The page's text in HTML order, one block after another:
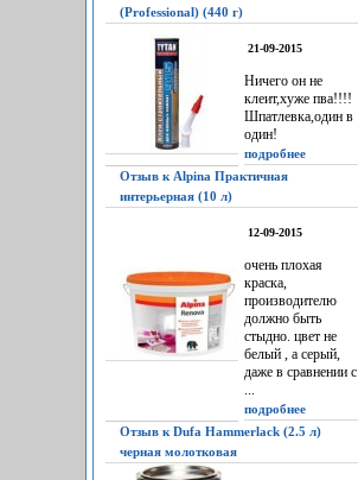
(Professional) (440 г)
21-09-2015
Ничего он не
клеит,хуже пва!!!!
Шпатлевка,один в
один!
подробнее
Отзыв к Alpina Практичная
интерьерная (10 л)
12-09-2015
очень плохая
краска,
производителю
должно быть
стыдно. цвет не
белый , а серый,
даже в сравнении с
...
подробнее
Отзыв к Dufa Hammerlack (2.5 л)
черная молотковая